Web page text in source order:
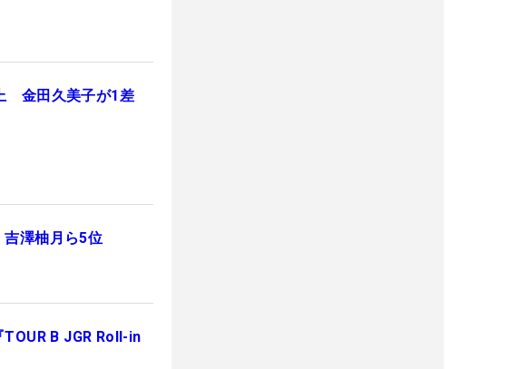
金田久美子が1差
澤柚月ら5位
B JGR Roll-in